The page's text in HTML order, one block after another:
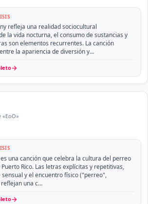
refleja una realidad sociocultural
la vida nocturna, el consumo de sustancias y
son elementos recurrentes. La canción
la apariencia de diversión y…
→
una canción que celebra la cultura del perreo
Rico. Las letras explícitas y repetitivas,
y el encuentro físico ("perreo",
una c…
→